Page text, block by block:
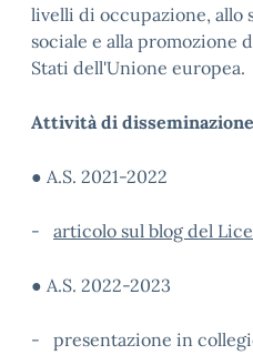
livelli di occupazione, allo
sociale e alla promozione
Stati dell'Unione europea.
Attività di disseminazione
● A.S. 2021-2022
- articolo sul blog del
● A.S. 2022-2023
- presentazione in